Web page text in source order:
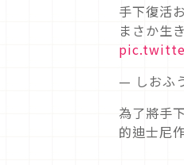
手下復活
まさか生
— しおふ
為了將手
的迪士尼